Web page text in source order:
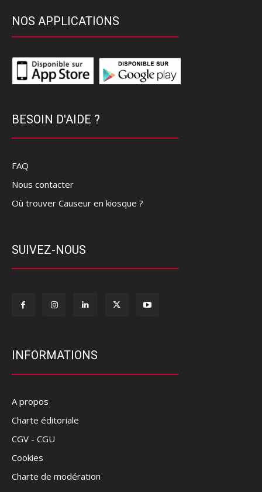
NOS APPLICATIONS
BESOIN D'AIDE ?
FAQ
Nous contacter
Où trouver Causeur en kiosque ?
SUIVEZ-NOUS
INFORMATIONS
A propos
Charte éditoriale
CGV - CGU
Cookies
Charte de modération